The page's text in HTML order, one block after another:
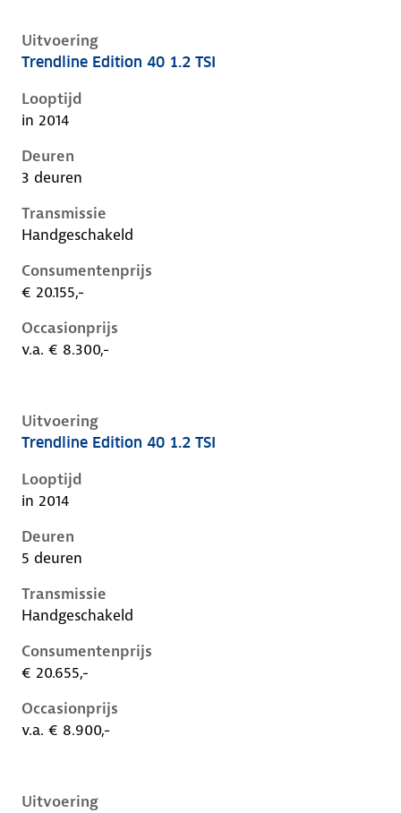
Uitvoering
Volkswagen Golf vii, 1.2 tsi, 63 kW, Benzine, 3 deuren
Trendline Edition 40 1.2 TSI
Looptijd
in 2014
Deuren
3 deuren
Transmissie
Handgeschakeld
Consumentenprijs
€ 20.155,-
Occasionprijs
v.a. € 8.300,-
Uitvoering
Volkswagen Golf vii, 1.2 tsi, 63 kW, Benzine, 5 deuren
Trendline Edition 40 1.2 TSI
Looptijd
in 2014
Deuren
5 deuren
Transmissie
Handgeschakeld
Consumentenprijs
€ 20.655,-
Occasionprijs
v.a. € 8.900,-
Uitvoering